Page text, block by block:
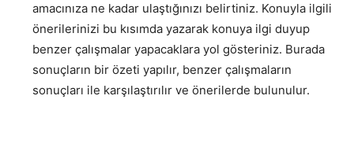
amacınıza ne kadar ulaştığınızı belirtiniz. Konuyla ilgili
önerilerinizi bu kısımda yazarak konuya ilgi duyup
benzer çalışmalar yapacaklara yol gösteriniz. Burada
sonuçların bir özeti yapılır, benzer çalışmaların
sonuçları ile karşılaştırılır ve önerilerde bulunulur.